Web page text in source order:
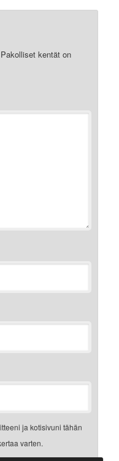
Pakolliset kentät on
ja kotisivuni tähän
varten.